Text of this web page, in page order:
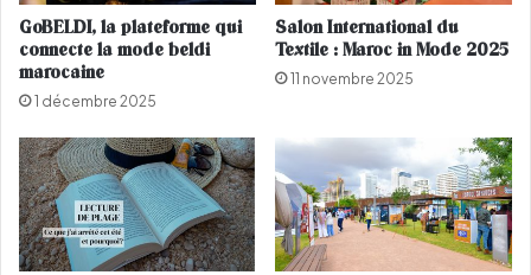
5
k
i
o
s
e
-
o
i
»
d
e
M
a
GoBELDI, la plateforme qui
connecte la mode beldi
marocaine
1 décembre 2025
Salon International du
Textile : Maroc in Mode 2025
11 novembre 2025